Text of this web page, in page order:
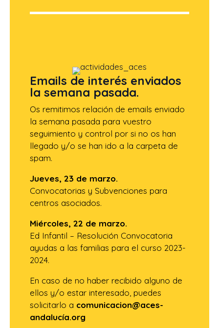
Emails de interés enviados
la semana pasada.
Os remitimos relación de emails enviado
la semana pasada para vuestro
seguimiento y control por si no os han
llegado y/o se han ido a la carpeta de
spam.
Jueves, 23 de marzo.
Convocatorias y Subvenciones para
centros asociados.
Miércoles, 22 de marzo.
Ed Infantil – Resolución Convocatoria
ayudas a las familias para el curso 2023-
2024.
En caso de no haber recibido alguno de
ellos y/o estar interesado, puedes
solicitarlo a comunicacion@aces-
andalucía.org